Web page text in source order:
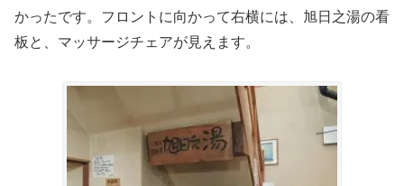
かったです。フロントに向かって右横には、旭日之湯の看
板と、マッサージチェアが見えます。